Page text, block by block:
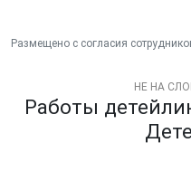
НЕ НА
Работы